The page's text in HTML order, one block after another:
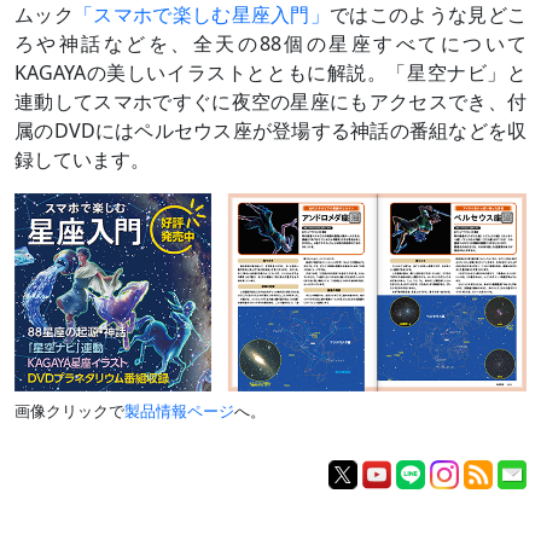
ムック 「スマホで楽しむ星座入門」 ではこのような見どこ
ろや神話などを、全天の88個の星座すべてについて
KAGAYAの美しいイラストとともに解説。「星空ナビ」と
連動してスマホですぐに夜空の星座にもアクセスでき、付
属のDVDにはペルセウス座が登場する神話の番組などを収
録しています。
画像クリックで製品情報ページへ。